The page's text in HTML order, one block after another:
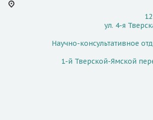
ул. 4-я
Научно-консультативное
1-й Тверской-Ямской